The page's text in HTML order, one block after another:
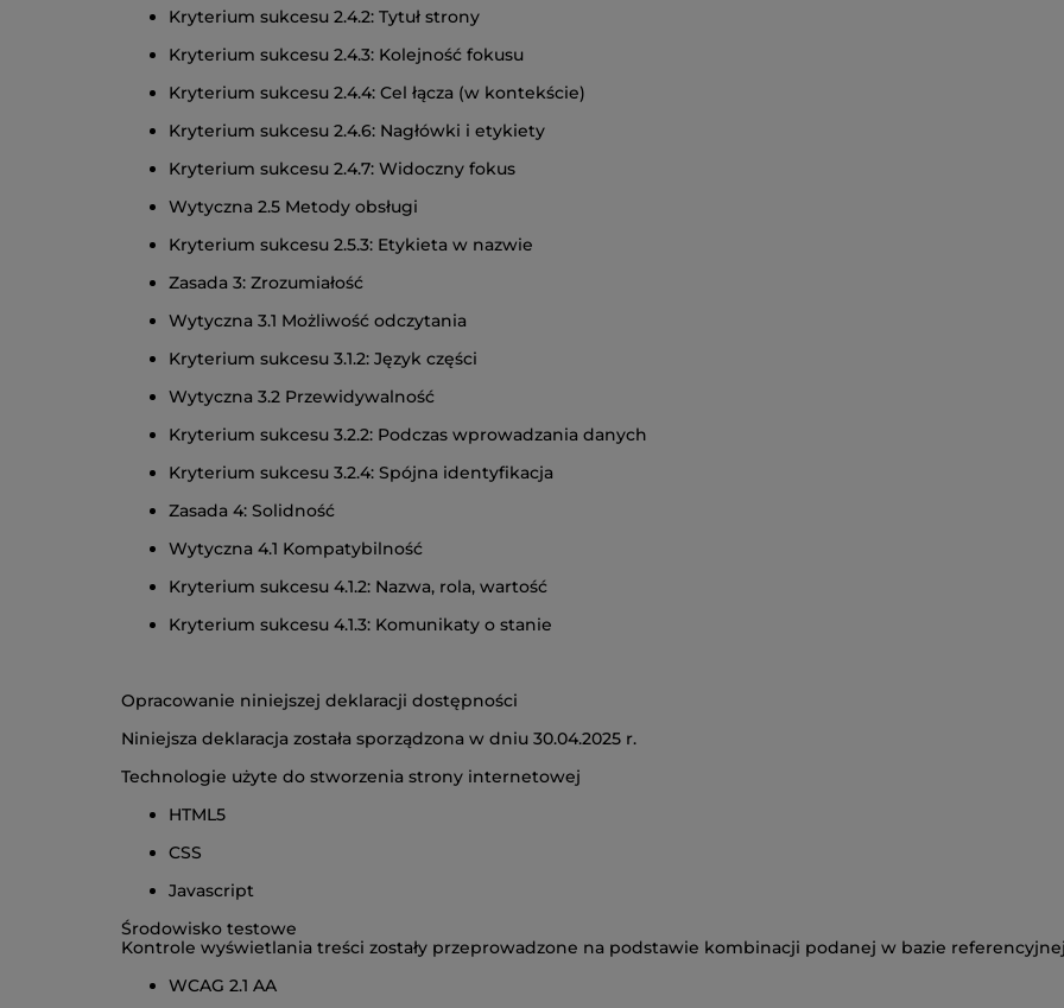
Kryterium sukcesu 2.4.2: Tytuł strony
Kryterium sukcesu 2.4.3: Kolejność fokusu
Kryterium sukcesu 2.4.4: Cel łącza (w kontekście)
Kryterium sukcesu 2.4.6: Nagłówki i etykiety
Kryterium sukcesu 2.4.7: Widoczny fokus
Wytyczna 2.5 Metody obsługi
Kryterium sukcesu 2.5.3: Etykieta w nazwie
Zasada 3: Zrozumiałość
Wytyczna 3.1 Możliwość odczytania
Kryterium sukcesu 3.1.2: Język części
Wytyczna 3.2 Przewidywalność
Kryterium sukcesu 3.2.2: Podczas wprowadzania danych
Kryterium sukcesu 3.2.4: Spójna identyfikacja
Zasada 4: Solidność
Wytyczna 4.1 Kompatybilność
Kryterium sukcesu 4.1.2: Nazwa, rola, wartość
Kryterium sukcesu 4.1.3: Komunikaty o stanie
Opracowanie niniejszej deklaracji dostępności
Niniejsza deklaracja została sporządzona w dniu 30.04.2025 r.
Technologie użyte do stworzenia strony internetowej
HTML5
CSS
Javascript
Środowisko testowe
Kontrole wyświetlania treści zostały przeprowadzone na podstawie kombinacji podanej w bazie
WCAG 2.1 AA